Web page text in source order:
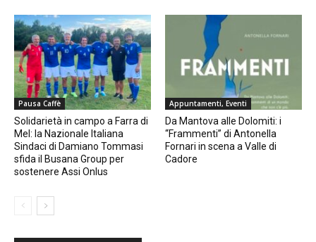
Pausa Caffè
Solidarietà in campo a Farra di
Mel: la Nazionale Italiana
Sindaci di Damiano Tommasi
sfida il Busana Group per
sostenere Assi Onlus
Appuntamenti, Eventi
Da Mantova alle Dolomiti: i
“Frammenti” di Antonella
Fornari in scena a Valle di
Cadore